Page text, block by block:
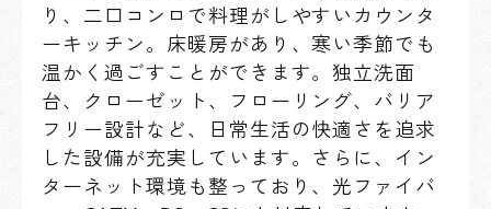
り、二口コンロで料理がしやすいカウンタ
ーキッチン。床暖房があり、寒い季節でも
温かく過ごすことができます。独立洗面
台、クローゼット、フローリング、バリア
フリー設計など、日常生活の快適さを追求
した設備が充実しています。さらに、イン
ターネット環境も整っており、光ファイバ